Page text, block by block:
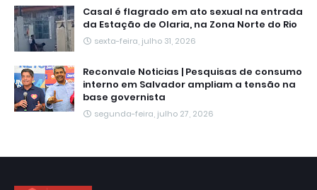
Casal é flagrado em ato sexual na entrada
da Estação de Olaria, na Zona Norte do Rio
sexta-feira, julho 31, 2026
Reconvale Noticias | Pesquisas de consumo
interno em Salvador ampliam a tensão na
base governista
segunda-feira, julho 27, 2026